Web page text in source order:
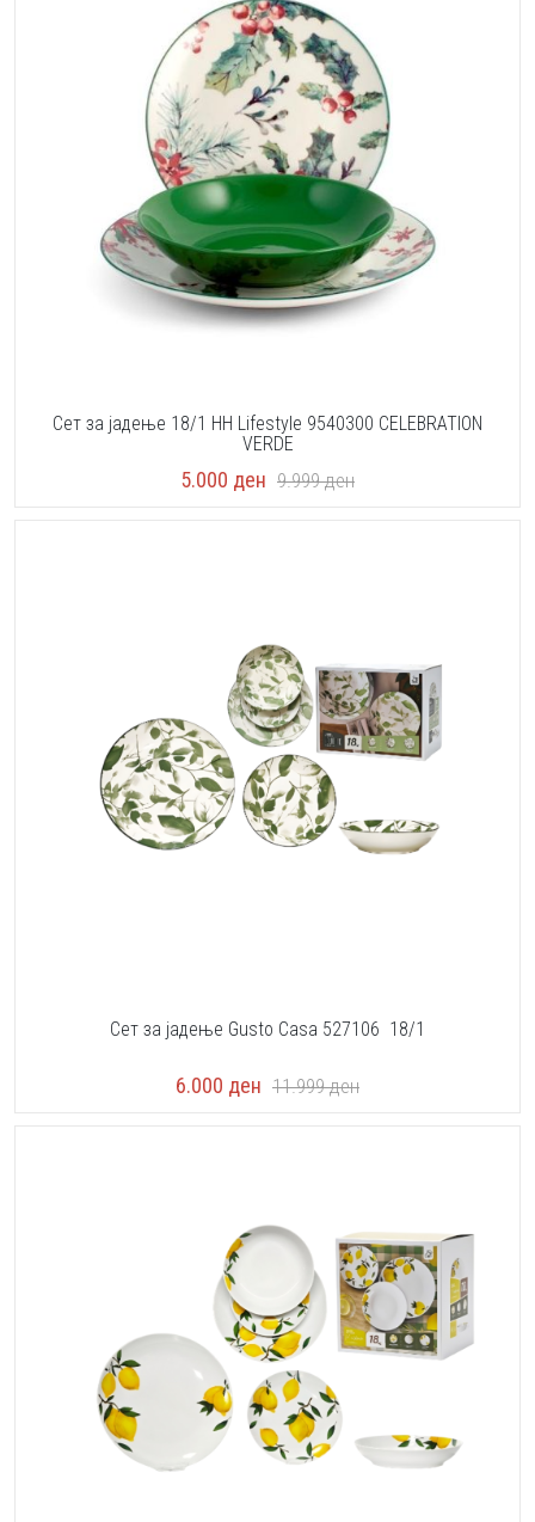
Сет за јадење 18/1 HH Lifestyle 9540300 CELEBRATION
VERDE
5.000 ден 9.999ден
Сет за јадење Gusto Casa 527106 18/1
6.000 ден 11.999ден